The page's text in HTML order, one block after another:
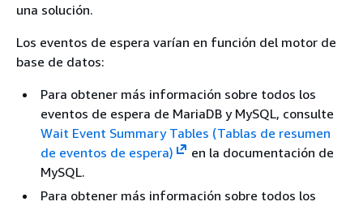
una solución.
Los eventos de espera varían en función del motor de
base de datos:
Para obtener más información sobre todos los
eventos de espera de MariaDB y MySQL, consulte
Wait Event Summary Tables (Tablas de resumen
de eventos de espera)
en la documentación de
MySQL.
Para obtener más información sobre todos los